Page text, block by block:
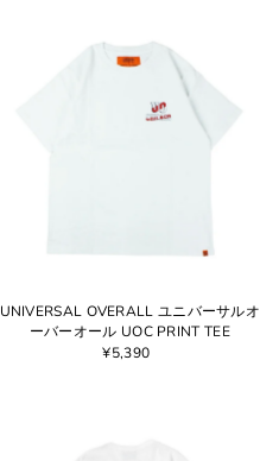
UNIVERSAL OVERALL ユニバーサルオ
ーバーオール UOC PRINT TEE
¥5,390